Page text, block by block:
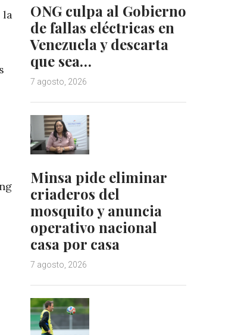
la
ONG culpa al Gobierno
de fallas eléctricas en
Venezuela y descarta
que sea…
7 agosto, 2026
Minsa pide eliminar
criaderos del
mosquito y anuncia
operativo nacional
casa por casa
7 agosto, 2026